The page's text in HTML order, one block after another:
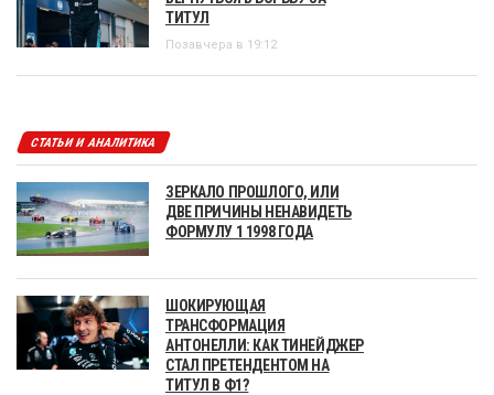
ТИТУЛ
Позавчера в 19:12
СТАТЬИ И АНАЛИТИКА
ЗЕРКАЛО ПРОШЛОГО, ИЛИ
ДВЕ ПРИЧИНЫ НЕНАВИДЕТЬ
ФОРМУЛУ 1 1998 ГОДА
ШОКИРУЮЩАЯ
ТРАНСФОРМАЦИЯ
АНТОНЕЛЛИ: КАК ТИНЕЙДЖЕР
СТАЛ ПРЕТЕНДЕНТОМ НА
ТИТУЛ В Ф1?